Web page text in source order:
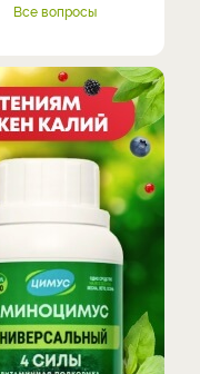
Все вопросы